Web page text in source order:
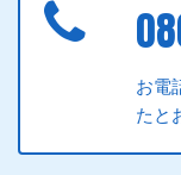
お電
たと